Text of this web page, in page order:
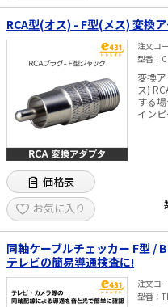
RCA型(オス) - F型(メス) 変換
注文コ
型番
変換
ス) RCA入力機器に、F型コネクタを利用して接続
する場合
価格表
お気に入り
同軸ケーブルチェッカー F型 /
テレビの簡易導通検査に!
注文コ
型番